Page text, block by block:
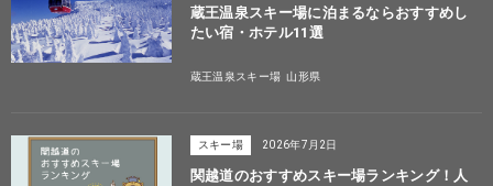
蔵王温泉スキー場に泊まるならおすすめし
たい宿・ホテル11選
蔵王温泉スキー場 山形県
スキー場 2026年7月2日
関越道のおすすめスキー場ランキング！人